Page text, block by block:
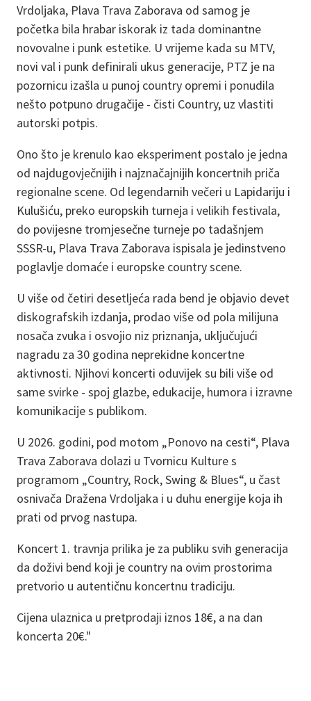
Vrdoljaka, Plava Trava Zaborava od samog je
početka bila hrabar iskorak iz tada dominantne
novovalne i punk estetike. U vrijeme kada su MTV,
novi val i punk definirali ukus generacije, PTZ je na
pozornicu izašla u punoj country opremi i ponudila
nešto potpuno drugačije - čisti Country, uz vlastiti
autorski potpis.
Ono što je krenulo kao eksperiment postalo je jedna
od najdugovječnijih i najznačajnijih koncertnih priča
regionalne scene. Od legendarnih večeri u Lapidariju i
Kulušiću, preko europskih turneja i velikih festivala,
do povijesne tromjesečne turneje po tadašnjem
SSSR-u, Plava Trava Zaborava ispisala je jedinstveno
poglavlje domaće i europske country scene.
U više od četiri desetljeća rada bend je objavio devet
diskografskih izdanja, prodao više od pola milijuna
nosača zvuka i osvojio niz priznanja, uključujući
nagradu za 30 godina neprekidne koncertne
aktivnosti. Njihovi koncerti oduvijek su bili više od
same svirke - spoj glazbe, edukacije, humora i izravne
komunikacije s publikom.
U 2026. godini, pod motom „Ponovo na cesti“, Plava
Trava Zaborava dolazi u Tvornicu Kulture s
programom „Country, Rock, Swing & Blues“, u čast
osnivača Dražena Vrdoljaka i u duhu energije koja ih
prati od prvog nastupa.
Koncert 1. travnja prilika je za publiku svih generacija
da doživi bend koji je country na ovim prostorima
pretvorio u autentičnu koncertnu tradiciju.
Cijena ulaznica u pretprodaji iznos 18€, a na dan
koncerta 20€."